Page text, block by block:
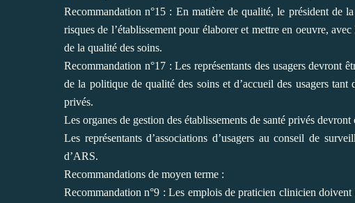
Recommandation n°15 : En matière de qualité, le président de
risques de l’établissement pour élaborer et mettre en oeuvre, avec
de la qualité des soins.
Recommandation n°17 : Les représentants des usagers devront
de la politique de qualité des soins et d’accueil des usagers tant
privés.
Les organes de gestion des établissements de santé privés devront
Les représentants d’associations d’usagers au conseil de
d’ARS.
Recommandations de moyen terme :
Recommandation n°9 : Les emplois de praticien clinicien doivent